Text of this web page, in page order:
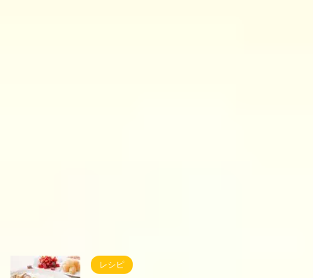
レシピ